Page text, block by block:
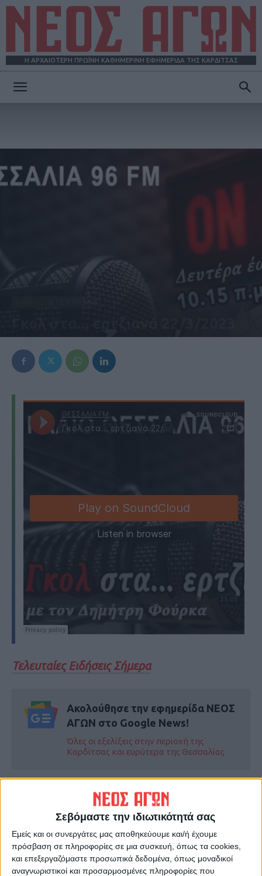
Σεβόμαστε την ιδιωτικότητά σας
Εμείς και οι συνεργάτες μας αποθηκεύουμε και/ή έχουμε
πρόσβαση σε πληροφορίες σε μια συσκευή, όπως τα cookies,
και επεξεργαζόμαστε προσωπικά δεδομένα, όπως μοναδικοί
αναγνωριστικοί και προσαρμοσμένες πληροφορίες που
Η ΑΡΧΑΙΟΤΕΡΗ ΠΡΩΪΝΗ ΚΑΘΗΜΕΡΙΝΗ ΕΦΗΜΕΡΙΔΑ ΤΗΣ ΚΑΡΔΙΤΣΑΣ
Τελευταίες Ειδήσεις Σήμερα
Ακολούθησε την εφημερίδα ΝΕΟΣ
ΑΓΩΝ στο Google News!
Όλες οι εξελίξεις στην περιοχή της
Καρδίτσας και ευρύτερα της Θεσσαλίας
Πρωινό μαγκαζίνο 22/3/2023 Σε πρώτο ενικό 22/3/2023